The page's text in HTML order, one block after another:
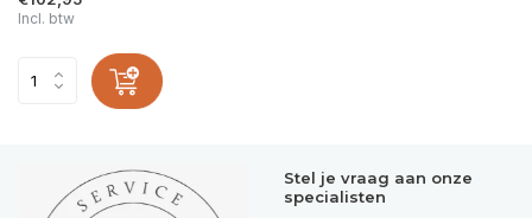
Incl. btw
Stel je vraag aan onze
specialisten